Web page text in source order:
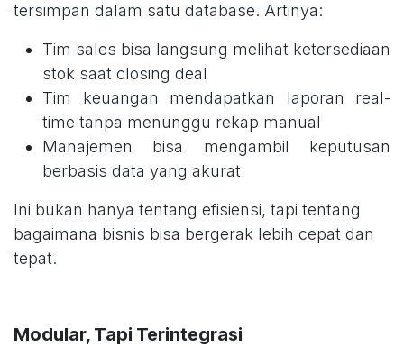
tersimpan dalam satu database. Artinya:
Tim sales bisa langsung melihat ketersediaan
stok saat closing deal
Tim keuangan mendapatkan laporan real-
time tanpa menunggu rekap manual
Manajemen bisa mengambil keputusan
berbasis data yang akurat
Ini bukan hanya tentang efisiensi, tapi tentang
bagaimana bisnis bisa bergerak lebih cepat dan
tepat.
Modular, Tapi Terintegrasi